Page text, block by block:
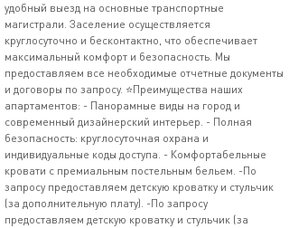
удобный выезд на основные транспортные
магистрали. Заселение осуществляется
круглосуточно и бесконтактно, что обеспечивает
максимальный комфорт и безопасность. Мы
предоставляем все необходимые отчетные документы
и договоры по запросу. ⭐️Преимущества наших
апартаментов: - Панорамные виды на город и
современный дизайнерский интерьер. - Полная
безопасность: круглосуточная охрана и
индивидуальные коды доступа. - Комфортабельные
кровати с премиальным постельным бельем. -По
запросу предоставляем детскую кроватку и стульчик
(за дополнительную плату). -По запросу
предоставляем детскую кроватку и стульчик (за